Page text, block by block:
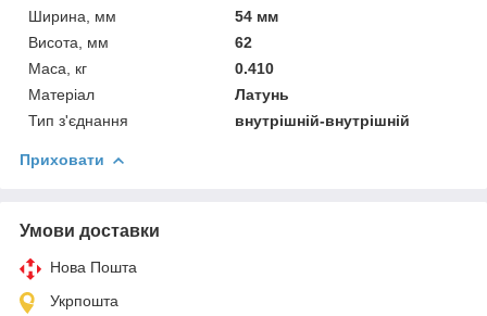
Ширина, мм
54 мм
Висота, мм
62
Маса, кг
0.410
Матеріал
Латунь
Тип з'єднання
внутрішній-внутрішній
Приховати
Умови доставки
Нова Пошта
Укрпошта